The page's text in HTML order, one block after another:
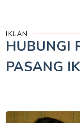
IKLAN
HUBUNGI
PASANG